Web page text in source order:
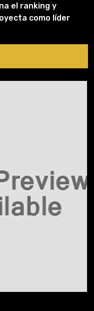
el ranking y
como líder